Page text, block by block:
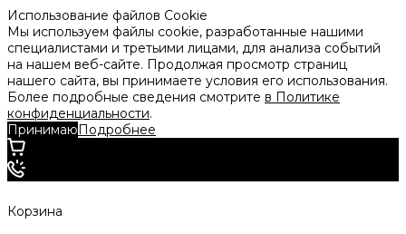
Использование файлов Cookie
Мы используем файлы cookie, разработанные нашими
специалистами и третьими лицами, для анализа событий
на нашем веб-сайте. Продолжая просмотр страниц
нашего сайта, вы принимаете условия его использования.
Более подробные сведения смотрите в Политике
конфиденциальности.
ПринимаюПодробнее
Корзина